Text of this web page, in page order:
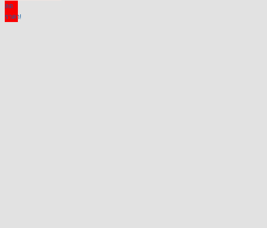
ลด
ราคา!